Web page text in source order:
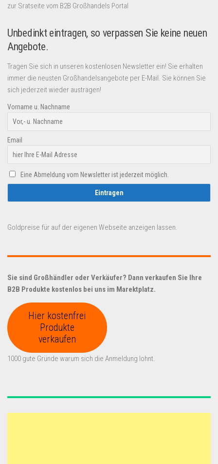
zur Sratseite vom B2B Großhandels Portal
Unbedinkt eintragen, so verpassen Sie keine neuen
Angebote.
Tragen Sie sich in unseren kostenlosen Newsletter ein! Sie erhalten
immer die neusten Großhandelsangebote per E-Mail. Sie können Sie
sich jederzeit wieder austragen!
Vorname u. Nachname
Email
Eine Abmeldung vom Newsletter ist jederzeit möglich.
Goldpreise für auf der eigenen Webseite anzeigen lassen.
Sie sind Großhändler oder Verkäufer? Dann verkaufen Sie Ihre
B2B Produkte kostenlos bei uns im Marektplatz.
Hier kostenfrei
Produkte
verkaufen
1000 gute Gründe warum sich die Anmeldung lohnt.